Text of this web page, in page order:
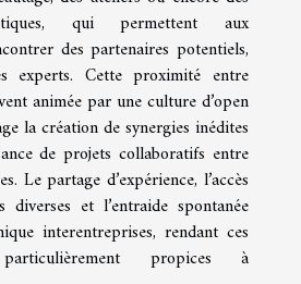
qui permettent aux
des partenaires potentiels,
experts. Cette proximité entre
animée par une culture d’open
la création de synergies inédites
de projets collaboratifs entre
Le partage d’expérience, l’accès
diverses et l’entraide spontanée
interentreprises, rendant ces
particulièrement propices à